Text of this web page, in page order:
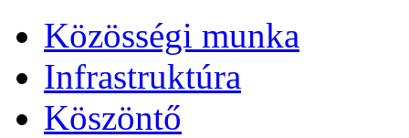
Közösségi munka
Infrastruktúra
Köszöntő